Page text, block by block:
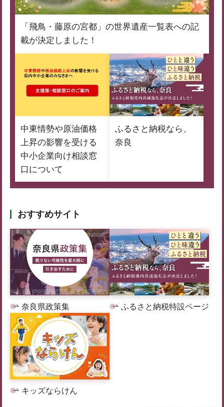
「飛鳥・藤原の宮都」の世界遺産一覧表への記
載が決定しました！
中東情勢や原油価格
上昇の影響を受ける
中小企業向け相談窓
口について
ふるさと納税なら、
奈良
おすすめサイト
奈良県政策集 ふるさと納税特設ページ
キッズならけん